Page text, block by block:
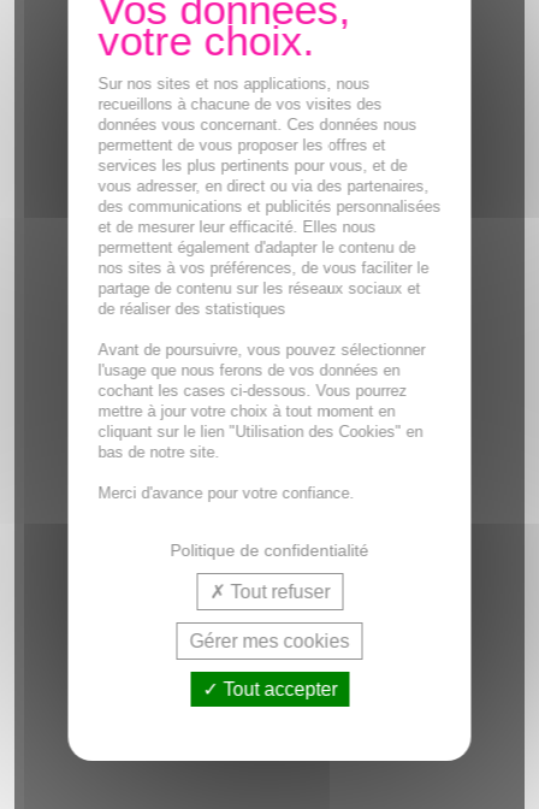
Sur nos sites et nos applications, nous
recueillons à chacune de vos visites des
données vous concernant. Ces données nous
permettent de vous proposer les offres et
services les plus pertinents pour vous, et de
vous adresser, en direct ou via des partenaires,
des communications et publicités personnalisées
et de mesurer leur efficacité. Elles nous
permettent également d'adapter le contenu de
nos sites à vos préférences, de vous faciliter le
partage de contenu sur les réseaux sociaux et
de réaliser des statistiques
Avant de poursuivre, vous pouvez sélectionner
l'usage que nous ferons de vos données en
cochant les cases ci-dessous. Vous pourrez
mettre à jour votre choix à tout moment en
cliquant sur le lien "Utilisation des Cookies" en
bas de notre site.
Merci d'avance pour votre confiance.
Politique de confidentialité
Tout refuser
Gérer mes cookies
Tout accepter